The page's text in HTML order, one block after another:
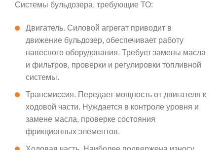
Системы бульдозера, требующие ТО:
Двигатель. Силовой агрегат приводит в
движение бульдозер, обеспечивает работу
навесного оборудования. Требует замены масла
и фильтров, проверки и регулировки топливной
системы.
Трансмиссия. Передает мощность от двигателя к
ходовой части. Нуждается в контроле уровня и
замене масла, проверке состояния
фрикционных элементов.